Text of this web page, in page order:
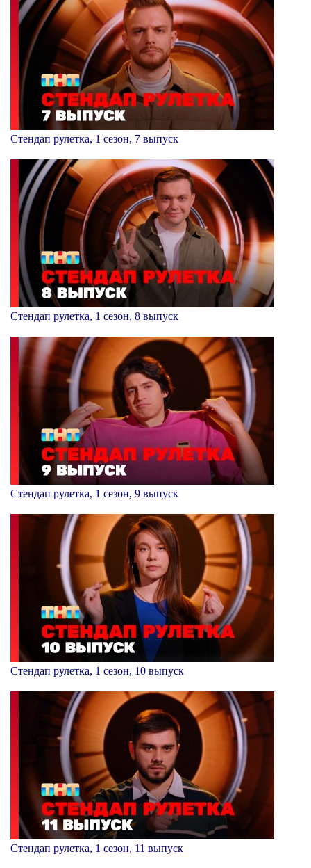
Стендап рулетка, 1 сезон, 7 выпуск
Стендап рулетка, 1 сезон, 8 выпуск
Стендап рулетка, 1 сезон, 9 выпуск
Стендап рулетка, 1 сезон, 10 выпуск
Стендап рулетка, 1 сезон, 11 выпуск